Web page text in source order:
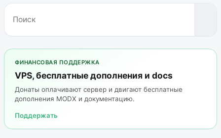
ФИНАНСОВАЯ ПОДДЕРЖКА
VPS, бесплатные дополнения и docs
Донаты оплачивают сервер и двигают бесплатные
дополнения MODX и документацию.
Поддержать